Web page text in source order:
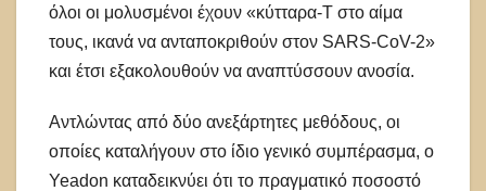
όλοι οι μολυσμένοι έχουν «κύτταρα-Τ στο αίμα
τους, ικανά να ανταποκριθούν στον SARS-CoV-2»
και έτσι εξακολουθούν να αναπτύσσουν ανοσία.
Αντλώντας από δύο ανεξάρτητες μεθόδους, οι
οποίες καταλήγουν στο ίδιο γενικό συμπέρασμα, ο
Yeadon καταδεικνύει ότι το πραγματικό ποσοστό